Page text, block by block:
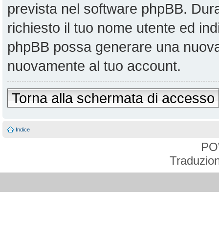
prevista nel software phpBB.
richiesto il tuo nome utente ed
phpBB possa generare una
nuovamente al tuo account.
Torna alla schermata di accesso
Indice